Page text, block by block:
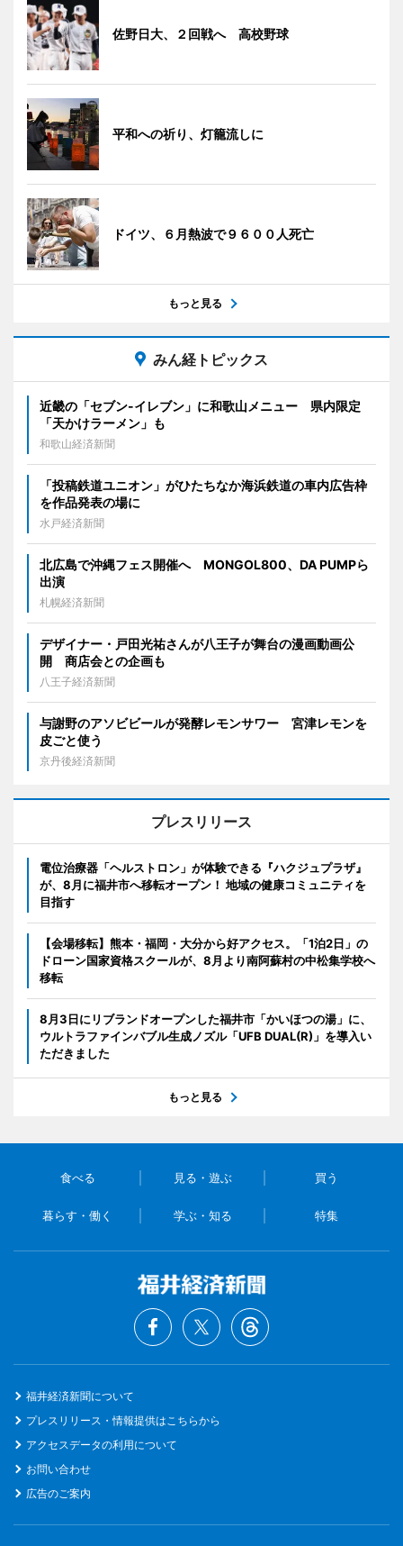
佐野日大、２回戦へ 高校野球
平和への祈り、灯籠流しに
ドイツ、６月熱波で９６００人死亡
もっと見る
みん経トピックス
近畿の「セブン-イレブン」に和歌山メニュー 県内限定
「天かけラーメン」も
和歌山経済新聞
「投稿鉄道ユニオン」がひたちなか海浜鉄道の車内広告枠
を作品発表の場に
水戸経済新聞
北広島で沖縄フェス開催へ MONGOL800、DA PUMPら
出演
札幌経済新聞
デザイナー・戸田光祐さんが八王子が舞台の漫画動画公
開 商店会との企画も
八王子経済新聞
与謝野のアソビビールが発酵レモンサワー 宮津レモンを
皮ごと使う
京丹後経済新聞
プレスリリース
電位治療器「ヘルストロン」が体験できる『ハクジュプラザ』
が、8月に福井市へ移転オープン！ 地域の健康コミュニティを
目指す
【会場移転】熊本・福岡・大分から好アクセス。「1泊2日」の
ドローン国家資格スクールが、8月より南阿蘇村の中松集学校へ
移転
8月3日にリブランドオープンした福井市「かいほつの湯」に、
ウルトラファインバブル生成ノズル「UFB DUAL(R)」を導入い
ただきました
もっと見る
食べる 見る・遊ぶ 買う
暮らす・働く 学ぶ・知る 特集
福井経済新聞について
プレスリリース・情報提供はこちらから
アクセスデータの利用について
お問い合わせ
広告のご案内